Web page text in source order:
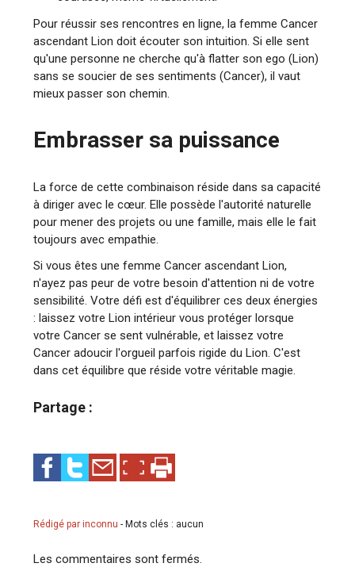
Pour réussir ses rencontres en ligne, la femme Cancer
ascendant Lion doit écouter son intuition. Si elle sent
qu'une personne ne cherche qu'à flatter son ego (Lion)
sans se soucier de ses sentiments (Cancer), il vaut
mieux passer son chemin.
Embrasser sa puissance
La force de cette combinaison réside dans sa capacité
à diriger avec le cœur. Elle possède l'autorité naturelle
pour mener des projets ou une famille, mais elle le fait
toujours avec empathie.
Si vous êtes une femme Cancer ascendant Lion,
n'ayez pas peur de votre besoin d'attention ni de votre
sensibilité. Votre défi est d'équilibrer ces deux énergies
: laissez votre Lion intérieur vous protéger lorsque
votre Cancer se sent vulnérable, et laissez votre
Cancer adoucir l'orgueil parfois rigide du Lion. C'est
dans cet équilibre que réside votre véritable magie.​
Partage :
Rédigé par inconnu-Mots clés : aucun
Les commentaires sont fermés.